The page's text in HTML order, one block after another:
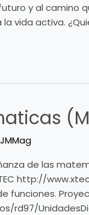
y al camino
vida activa.
JMMag
de las
http://
funciones.
rd97/